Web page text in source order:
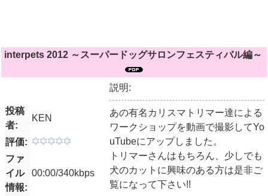
interpets 2012 ～スーパードッグサロンフェスティバル編～
投稿
者:
KEN
評価:
ファ
イル
情報:
00:00/340kbps
説明:
あの有名カリスマトリマー達による
ワークショップを動画で撮影してYo
uTubeにアップしました。
トリマーさんはもちろん、少しでも
犬のカットに興味のある方は是非ご
覧になって下さい!!